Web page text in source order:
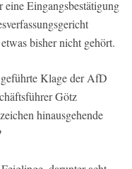
Eingangsbestätigung
bisher nicht gehört.
Klage der AfD
Götz
hinausgehende